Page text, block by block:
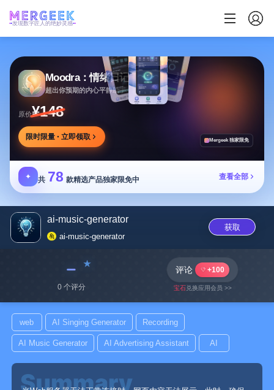
发现数字匠人的绝妙灵感
Moodra：情绪日记
超出你预期的内心平静助手
原价¥148
限时限量 · 立即领取 Mergeek 独家限免
✦ 共 78 款精选产品独家限免中 查看全部
ai-music-generator
ai-music-generator
获取
﹣
0 个评分
评论 +100
宝石兑换应用会员 >>
web AI Singing Generator Recording
AI Music Generator AI Advertising Assistant AI